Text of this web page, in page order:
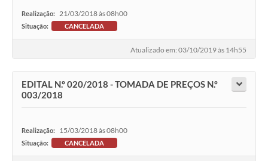
Realização: 21/03/2018 às 08h00
Situação: CANCELADA
Atualizado em: 03/10/2019 às 14h55
EDITAL N.º 020/2018 - TOMADA DE PREÇOS N.º
003/2018
Realização: 15/03/2018 às 08h00
Situação: CANCELADA